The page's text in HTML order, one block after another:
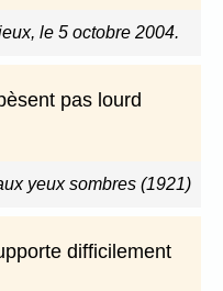
le 5 octobre 2004.
pas lourd
yeux sombres (1921)
difficilement